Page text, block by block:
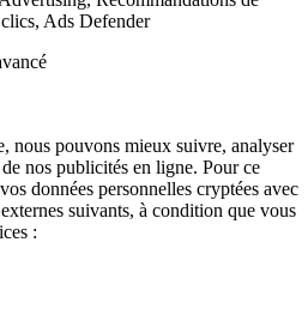
Ads Defender
nous pouvons mieux suivre, analyser
nos publicités en ligne. Pour ce
données personnelles cryptées avec
suivants, à condition que vous
: